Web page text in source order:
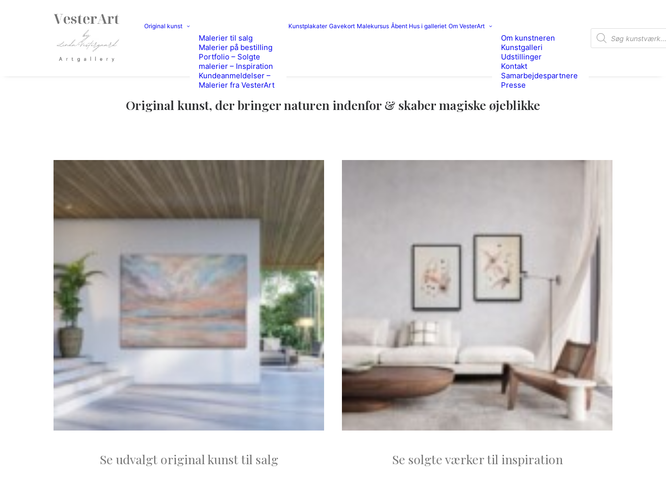
Original kunst
Malerier til salg
Malerier på bestilling
Portfolio – Solgte
malerier – Inspiration
Kundeanmeldelser –
Malerier fra VesterArt
Kunstplakater Gavekort Malekursus Åbent Hus i galleriet Om VesterArt
Om kunstneren
Kunstgalleri
Udstillinger
Kontakt
Samarbejdespartnere
Presse
Products search
Original kunst, der bringer naturen indenfor & skaber magiske øjeblikke
Se udvalgt original kunst til salg Se solgte værker til inspiration